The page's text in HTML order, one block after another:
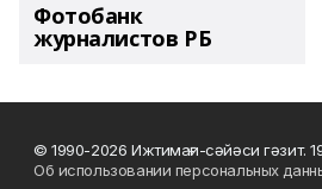
Фотобанк
журналистов РБ
© 1990-2026 Ижтимағи-сәйәси гәзит.
Об использовании персональных